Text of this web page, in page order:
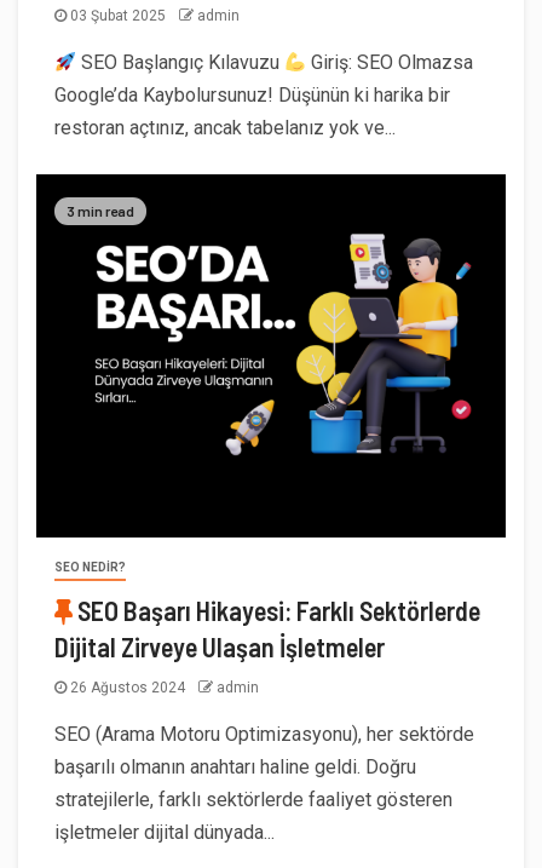
03 Şubat 2025 admin
SEO Başlangıç Kılavuzu
Giriş: SEO Olmazsa
Google’da Kaybolursunuz! Düşünün ki harika bir
restoran açtınız, ancak tabelanız yok ve...
3 min read
SEO NEDIR?
SEO Başarı Hikayesi: Farklı Sektörlerde
Dijital Zirveye Ulaşan İşletmeler
26 Ağustos 2024 admin
SEO (Arama Motoru Optimizasyonu), her sektörde
başarılı olmanın anahtarı haline geldi. Doğru
stratejilerle, farklı sektörlerde faaliyet gösteren
işletmeler dijital dünyada...